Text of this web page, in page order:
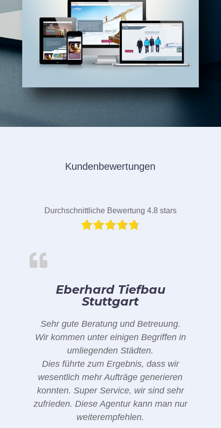
Kundenbewertungen
Durchschnittliche Bewertung 4.8 stars
Eberhard Tiefbau
Stuttgart
Sehr gute Beratung und Betreuung.
Wir kommen unter einigen Begriffen in
umliegenden Städten.
Dies führte zum Ergebnis, dass wir
wesentlich mehr Aufträge generieren
konnten. Super Service, wir sind sehr
zufrieden. Diese Agentur kann man nur
weiterempfehlen.